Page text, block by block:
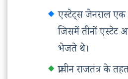
एस्टेट्स जेनराल एक
जिसमें तीनों एस्टेट
भेजते थे।
प्राचीन राजतंत्र के